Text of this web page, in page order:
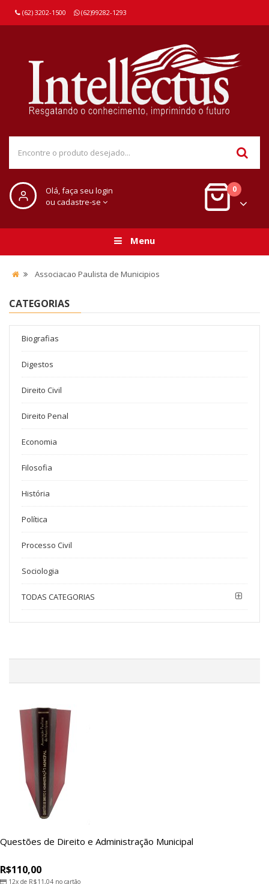
(62) 3202-1500 (62)99282-1293
Olá, faça seu login
ou cadastre-se
0
Menu
Associacao Paulista de Municipios
CATEGORIAS
Biografias
Digestos
Direito Civil
Direito Penal
Economia
Filosofia
História
Política
Processo Civil
Sociologia
TODAS CATEGORIAS
Questões de Direito e Administração Municipal
R$110,00
12x de R$11,04 no cartão